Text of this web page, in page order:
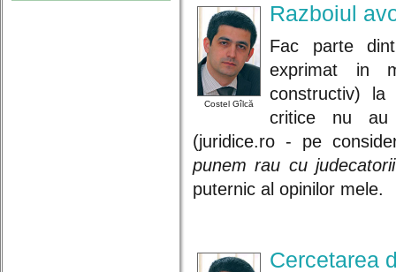
Costel Gîlcă
Razboiul
Fac parte
exprimat in
constructiv) la
critice nu au
(juridice.ro - pe
punem rau cu
puternic al opinilor mele.
Cercetarea